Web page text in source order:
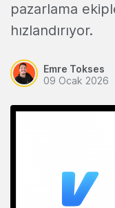
pazarlama
hızlandırıyor.
Emre Tokses
09 Ocak 2026